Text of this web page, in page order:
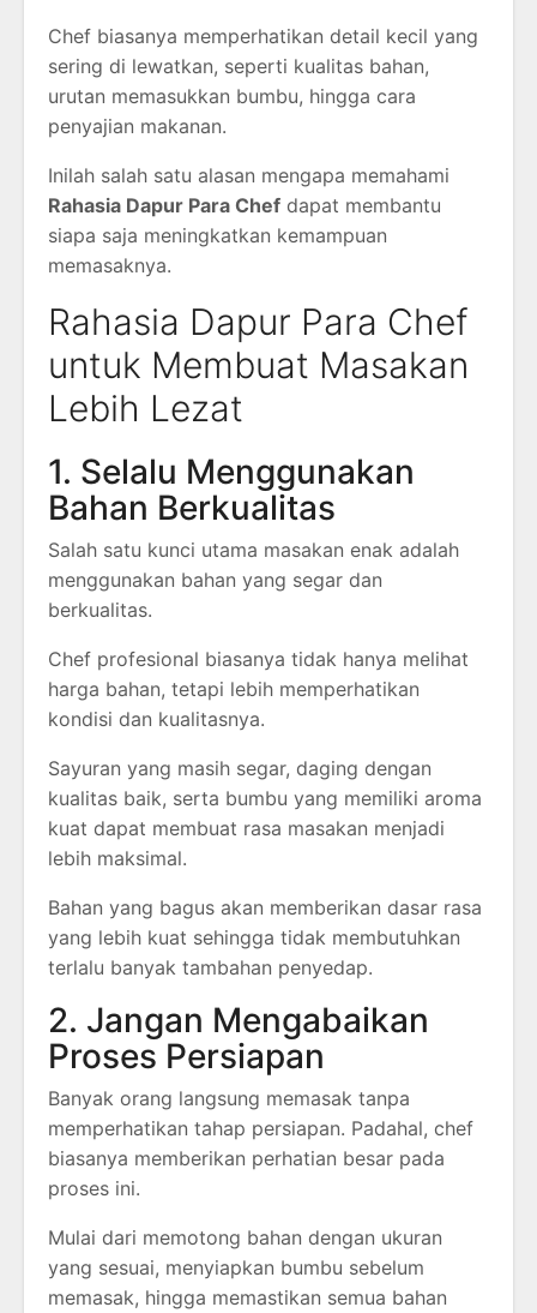
Chef biasanya memperhatikan detail kecil yang
sering di lewatkan, seperti kualitas bahan,
urutan memasukkan bumbu, hingga cara
penyajian makanan.
Inilah salah satu alasan mengapa memahami
Rahasia Dapur Para Chef dapat membantu
siapa saja meningkatkan kemampuan
memasaknya.
Rahasia Dapur Para Chef
untuk Membuat Masakan
Lebih Lezat
1. Selalu Menggunakan
Bahan Berkualitas
Salah satu kunci utama masakan enak adalah
menggunakan bahan yang segar dan
berkualitas.
Chef profesional biasanya tidak hanya melihat
harga bahan, tetapi lebih memperhatikan
kondisi dan kualitasnya.
Sayuran yang masih segar, daging dengan
kualitas baik, serta bumbu yang memiliki aroma
kuat dapat membuat rasa masakan menjadi
lebih maksimal.
Bahan yang bagus akan memberikan dasar rasa
yang lebih kuat sehingga tidak membutuhkan
terlalu banyak tambahan penyedap.
2. Jangan Mengabaikan
Proses Persiapan
Banyak orang langsung memasak tanpa
memperhatikan tahap persiapan. Padahal, chef
biasanya memberikan perhatian besar pada
proses ini.
Mulai dari memotong bahan dengan ukuran
yang sesuai, menyiapkan bumbu sebelum
memasak, hingga memastikan semua bahan